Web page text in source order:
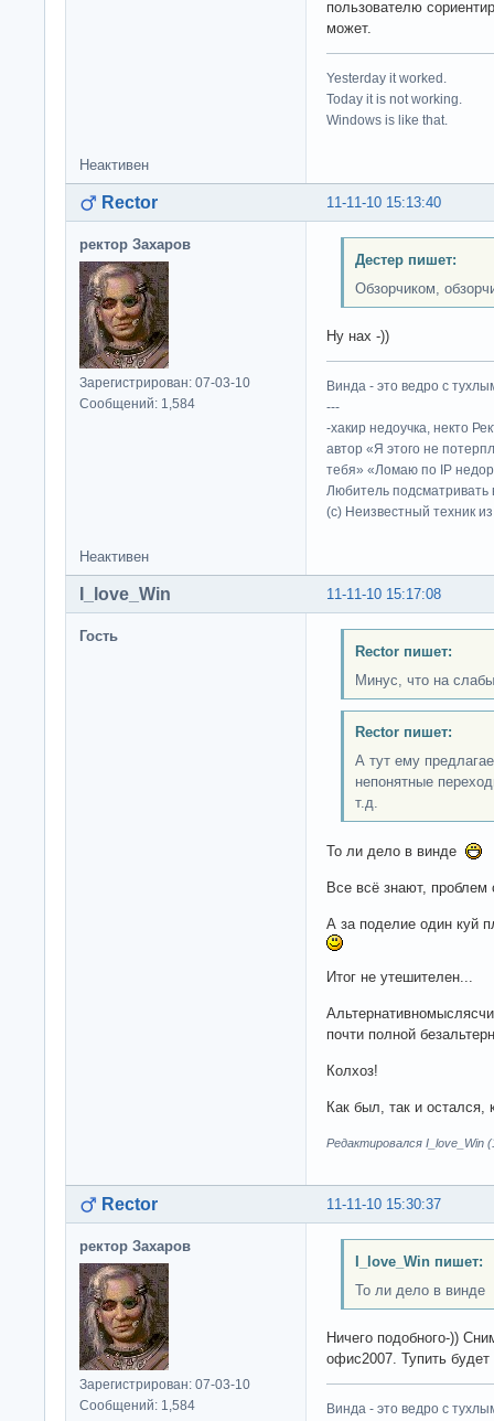
пользователю
может.
Yesterday it worked.
Today it is not working.
Windows is like that.
Неактивен
11-11-10 15:13:40
Rector
ректор Захаров
Зарегистрирован: 07-03-10
Сообщений: 1,584
Дестер пишет:
Обзорчиком,
Ну нах -))
Винда - это ведро с
---
-хакир недоучка, некто
автор «Я этого не
тебя» «Ломаю по IP
Любитель подсматривать
(c) Неизвестный техник
Неактивен
11-11-10 15:17:08
I_love_Win
Гость
Rector пишет:
Минус, что на
Rector пишет:
А тут ему
непонятные
т.д.
То ли дело в винде
Все всё знают,
А за поделие один куй
Итог не утешителен...
почти полной
Колхоз!
Как был, так и остался,
Редактировался I_love_Win
11-11-10 15:30:37
Rector
ректор Захаров
Зарегистрирован: 07-03-10
Сообщений: 1,584
I_love_Win пишет:
То ли дело в винде
Ничего подобного-))
офис2007. Тупить
Винда - это ведро с